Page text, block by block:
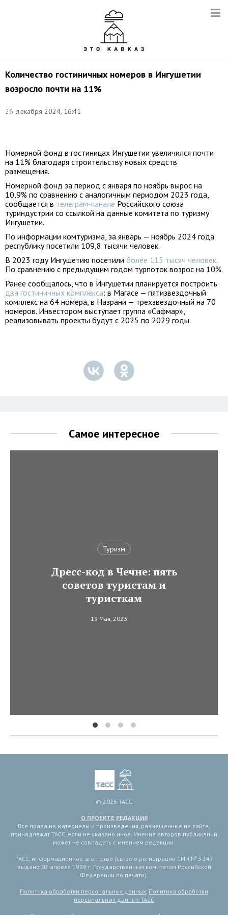
Количество гостиничных номеров в Ингушетии
возросло почти на 11%
26 декабря 2024, 16:41
Диана
Номерной фонд в гостиницах Ингушетии увеличился почти
на 11% благодаря строительству новых средств
размещения.
Номерной фонд за период с января по ноябрь вырос на
10,9% по сравнению с аналогичным периодом 2023 года,
сообщается в телеграм-канале Российского союза
туриндустрии со ссылкой на данные комитета по туризму
Ингушетии.
По информации комтуризма, за январь — ноябрь 2024 года
республику посетили 109,8 тысячи человек.
В 2023 году Ингушетию посетили более 115 тысяч человек.
По сравнению с предыдущим годом турпоток возрос на 10%.
Ранее сообщалось, что в Ингушетии планируется построить
два гостиничных комплекса: в Магасе — пятизвездочный
комплекс на 64 номера, в Назрани — трехзвездочный на 70
номеров. Инвестором выступает группа «Сафмар»,
реализовывать проекты будут с 2025 по 2029 годы.
Самое интересное
Туризм
Дресс-код в Чечне: пять
советов туристам и
туристкам
19 Мая, 2023
© 2026 ТАСС
О ПРОЕКТЕ РЕДАКЦИЯ
Все права на материалы и произведения, размещенные на сайте,
принадлежат ТАСС, если не указано иное. Мнение авторов публикаций
может не совпадать с мнением редакции.
ТАСС, информационное агентство (св-во о регистрации СМИ № 3 247
выдано 02 апреля 1999 г. Государственным комитетом Российской
Федерации по печати).
Политика обработки персональных данных, Политика обработки
персональных данных ТАСС